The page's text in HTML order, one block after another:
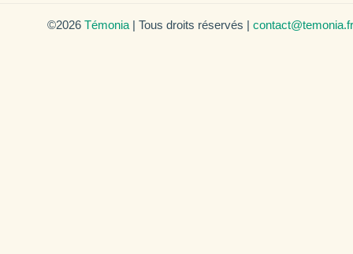
©2026 Témonia | Tous droits réservés | contact@temonia.fr